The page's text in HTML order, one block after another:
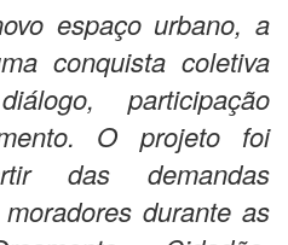
espaço urbano, a
conquista coletiva
participação
O projeto foi
das demandas
durante as